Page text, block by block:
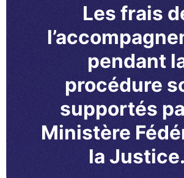
Les frais
pendant
procédure
supportés
Ministère
la Justice.